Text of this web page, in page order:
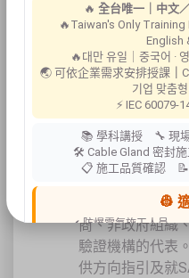
Priorities (簡稱
Social
議的行動計劃。
公眾服務研究機
使命是準確及中
社會責任方面的
SAI 於1997年初
家組成諮詢委員
織、學術組織、
商、非政府組織
驗證機構的代表
供方向指引及就
🔥全台唯一｜中文
🔥Taiwan's Only
English
🔥대만 유일｜중국어 ·
🌏 可依企業需求安排授課
기업 맞춤
⚡ IEC
📚 學科講授 🔧 現
🛠 Cable Gland 密封
📋 施工品質確認
👷
✔ 防爆電氣施工人員
✔ 設備維護人員
✔ 工廠設備管理人員